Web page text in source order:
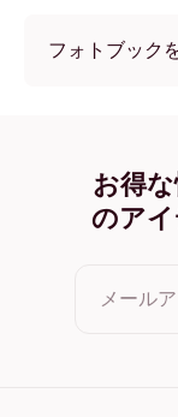
も簡単。表紙に
フォトブック
プライベート
トラベルフォ
飾れるフォト
記念日フォトブ
愛犬フォトアル
お得
のア
メール